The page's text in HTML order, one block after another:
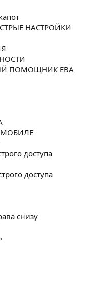
НАСТРОЙКИ
ПОМОЩНИК ЕВА
доступа
доступа
снизу